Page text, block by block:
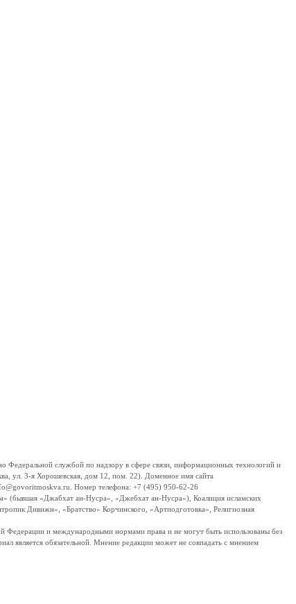
службой по надзору в сфере связи, информационных технологий и
ул. 3-я Хорошевская, дом 12, пом. 22). Доменное имя сайта
Номер телефона: +7 (495) 950-62-26
(бывшая «Джабхат ан-Нусра», «Джебхат ан-Нусра»), Коалиция исламских
Дивижн», «Братство» Корчинского, «Артподготовка», Религиозная
Федерации и международными нормами права и не могут быть использованы без
является обязательной. Мнение редакции может не совпадать с мнением